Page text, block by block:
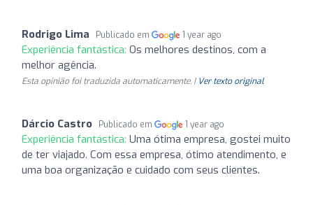
Rodrigo Lima Publicado em 1 year ago
Experiência fantástica: Os melhores destinos, com a
melhor agência.
Esta opinião foi traduzida automaticamente. | Ver texto original
Dárcio Castro Publicado em 1 year ago
Experiência fantástica: Uma ótima empresa, gostei muito
de ter viajado. Com essa empresa, ótimo atendimento, e
uma boa organização e cuidado com seus clientes.